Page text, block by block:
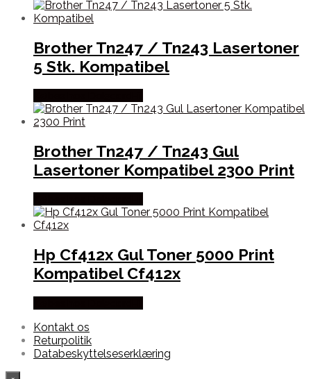
Brother Tn247 / Tn243 Lasertoner
5 Stk. Kompatibel
Brother Tn247 / Tn243 Gul
Lasertoner Kompatibel 2300 Print
Hp Cf412x Gul Toner 5000 Print
Kompatibel Cf412x
Kontakt os
Returpolitik
Databeskyttelseserklæring